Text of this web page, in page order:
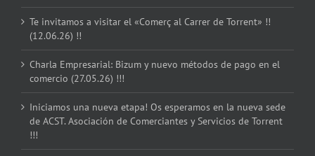
Te invitamos a visitar el «Comerç al Carrer de Torrent» !!
(12.06.26) !!
Charla Empresarial: Bizum y nuevo métodos de pago en el
comercio (27.05.26) !!!
Iniciamos una nueva etapa! Os esperamos en la nueva sede
de ACST. Asociación de Comerciantes y Servicios de Torrent
!!!